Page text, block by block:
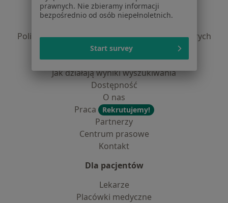
Polityka prywatności pacjentów
Polityka prywatności dla profesjonalistów, których
dane pozyskaliśmy samodzielnie
Polityka cookies
Jak działają wyniki wyszukiwania
Dostępność
O nas
Praca
Rekrutujemy!
Partnerzy
Centrum prasowe
Kontakt
Dla pacjentów
Lekarze
Placówki medyczne
prawnych. Nie zbieramy informacji
bezpośrednio od osób niepełnoletnich.
Start survey